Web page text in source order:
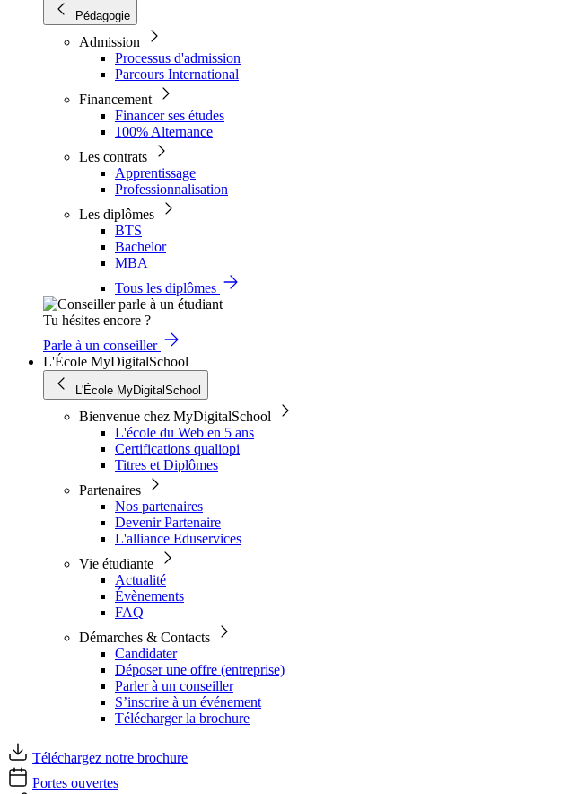
Pédagogie
Admission
Processus d'admission
Parcours International
Financement
Financer ses études
100% Alternance
Les contrats
Apprentissage
Professionnalisation
Les diplômes
BTS
Bachelor
MBA
Tous les diplômes
Tu hésites encore ?
Parle à un conseiller
L'École MyDigitalSchool
L'École MyDigitalSchool
Bienvenue chez MyDigitalSchool
L'école du Web en 5 ans
Certifications qualiopi
Titres et Diplômes
Partenaires
Nos partenaires
Devenir Partenaire
L'alliance Eduservices
Vie étudiante
Actualité
Évènements
FAQ
Démarches & Contacts
Candidater
Déposer une offre (entreprise)
Parler à un conseiller
S’inscrire à un événement
Télécharger la brochure
Téléchargez notre brochure
Portes ouvertes